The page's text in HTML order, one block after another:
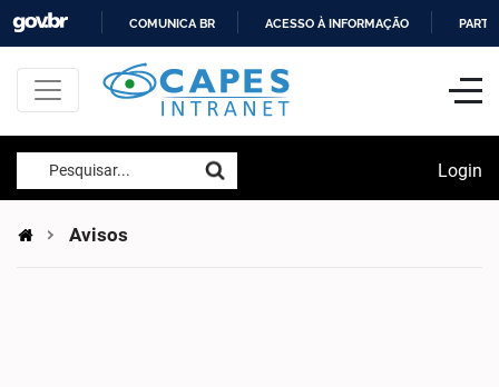
PARA
O
CONTEÚDO
COMUNICA BR ACESSO À INFORMAÇÃO
Login
Pesquisar...
Avisos